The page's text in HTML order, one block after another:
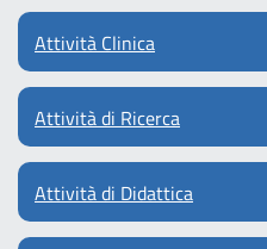
Attività Clinica
Attività di Ricerca
Attività di Didattica